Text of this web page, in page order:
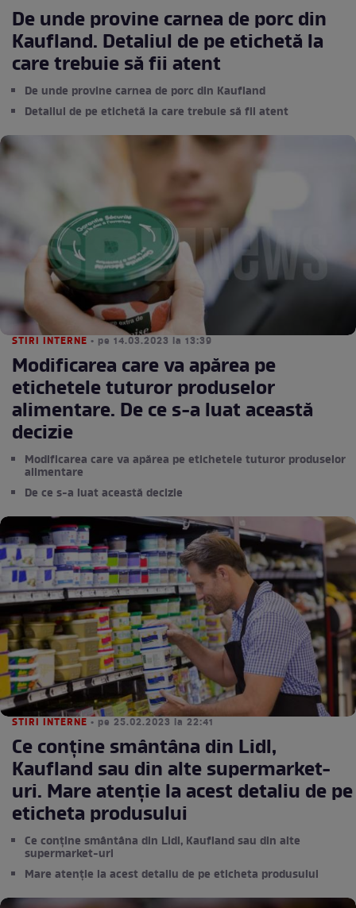
De unde provine carnea de porc din
Kaufland. Detaliul de pe etichetă la
care trebuie să fii atent
De unde provine carnea de porc din Kaufland
Detaliul de pe etichetă la care trebuie să fii atent
STIRI INTERNE • pe 14.03.2023 la 13:39
Modificarea care va apărea pe
etichetele tuturor produselor
alimentare. De ce s-a luat această
decizie
Modificarea care va apărea pe etichetele tuturor produselor
alimentare
De ce s-a luat această decizie
STIRI INTERNE • pe 25.02.2023 la 22:41
Ce conține smântâna din Lidl,
Kaufland sau din alte supermarket-
uri. Mare atenție la acest detaliu de pe
eticheta produsului
Ce conține smântâna din Lidl, Kaufland sau din alte
supermarket-uri
Mare atenție la acest detaliu de pe eticheta produsului